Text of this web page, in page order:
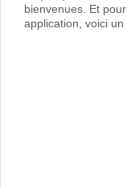
bienvenues. Et
application, voici un